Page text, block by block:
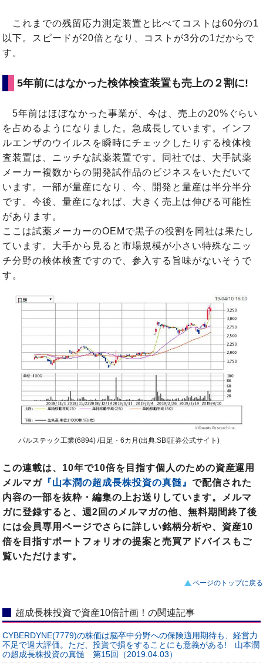
これまでの残留応力測定装置と比べてコストは60分の1
以下。スピードが20倍となり、コストが3分の1だからで
す。
5年前にはなかった検体検査装置も売上の２割に!
5年前はほぼなかった事業が、今は、売上の20%ぐらい
を占めるようになりました。急成長しています。インフ
ルエンザのウイルスを瞬時にチェックしたりする検体検
査装置は、ニッチな試薬装置です。同社では、大手試薬
メーカー複数からの開発試作品のビジネスをいただいて
います。一部が量産になり、今、開発と量産は半分半分
です。今後、量産になれば、大きく売上は伸びる可能性
があります。
ここは試薬メーカーのOEMで黒子の役割を同社は果たし
ています。大手から見ると市場規模が小さい特殊なニッ
チ分野の検体検査ですので、参入する旨味がないそうで
す。
パルステック工業(6894) /日足・6カ月(出典:SBI証券公式サイト)
この連載は、10年で10倍を目指す個人のための資産運用
メルマガ 『山本潤の超成長株投資の真髄』 で配信された
内容の一部を抜粋・編集の上お送りしています。メルマ
ガに登録すると、週2回のメルマガの他、無料期間終了後
には会員専用ページでさらに詳しい銘柄分析や、資産10
倍を目指すポートフォリオの提案と売買アドバイスもご
覧いただけます。
ページのトップに戻る
超成長株投資で資産10倍計画！の関連記事
CYBERDYNE(7779)の株価は脳卒中分野への保険適用期待も、経営力
不足で過大評価。ただ、投資で損をすることにも意義がある! 山本潤
の超成長株投資の真髄 第15回（2019.04.03）